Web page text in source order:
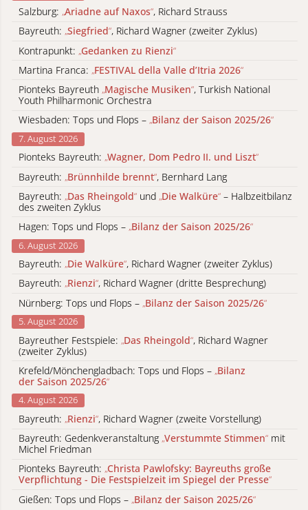
Salzburg: „Ariadne auf Naxos“, Richard Strauss
Bayreuth: „Siegfried“, Richard Wagner (zweiter Zyklus)
Kontrapunkt: „Gedanken zu Rienzi“
Martina Franca: „FESTIVAL della Valle d’Itria 2026“
Pionteks Bayreuth „Magische Musiken“, Turkish National
Youth Philharmonic Orchestra
Wiesbaden: Tops und Flops – „Bilanz der Saison 2025/26“
7. August 2026
Pionteks Bayreuth: „Wagner, Dom Pedro II. und Liszt“
Bayreuth: „Brünnhilde brennt“, Bernhard Lang
Bayreuth: „Das Rheingold“ und „Die Walküre“ – Halbzeitbilanz
des zweiten Zyklus
Hagen: Tops und Flops – „Bilanz der Saison 2025/26“
6. August 2026
Bayreuth: „Die Walküre“, Richard Wagner (zweiter Zyklus)
Bayreuth: „Rienzi“, Richard Wagner (dritte Besprechung)
Nürnberg: Tops und Flops – „Bilanz der Saison 2025/26“
5. August 2026
Bayreuther Festspiele: „Das Rheingold“, Richard Wagner
(zweiter Zyklus)
Krefeld/Mönchengladbach: Tops und Flops – „Bilanz
der Saison 2025/26“
4. August 2026
Bayreuth: „Rienzi“, Richard Wagner (zweite Vorstellung)
Bayreuth: Gedenkveranstaltung „Verstummte Stimmen“ mit
Michel Friedman
Pionteks Bayreuth: „Christa Pawlofsky: Bayreuths große
Verpflichtung - Die Festspielzeit im Spiegel der Presse“
Gießen: Tops und Flops – „Bilanz der Saison 2025/26“